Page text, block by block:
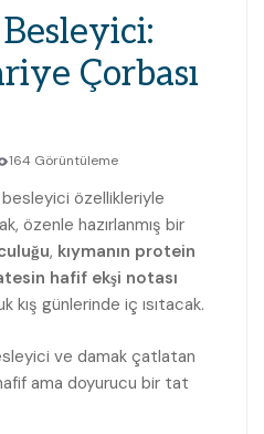
Çorbası
164 Görüntüleme
besleyici özellikleriyle
özenle hazırlanmış bir
, kıymanın protein
hafif ekşi notası
kış günlerinde iç ısıtacak.
ve damak çatlatan
ama doyurucu bir tat